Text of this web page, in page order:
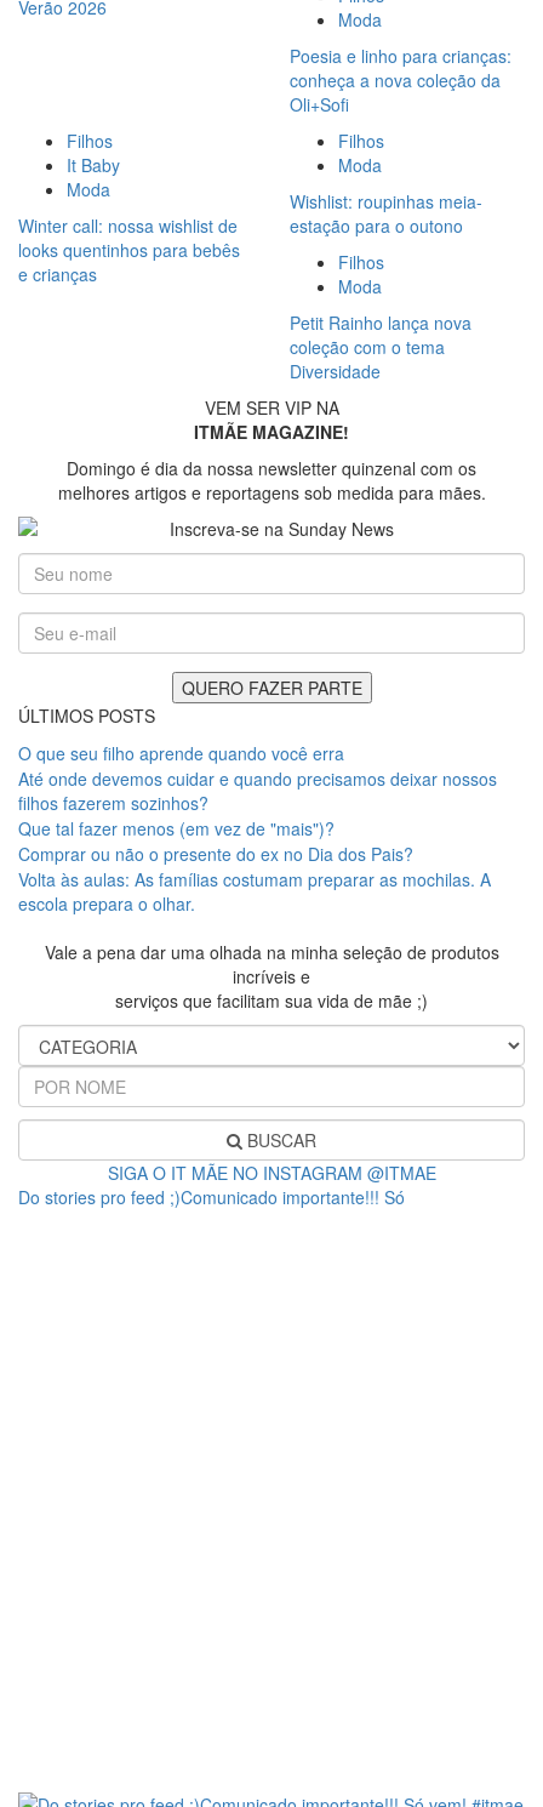
Verão 2026
Moda
Poesia e linho para crianças:
conheça a nova coleção da
Oli+Sofi
Filhos
It Baby
Moda
Winter call: nossa wishlist de
looks quentinhos para bebês
e crianças
Filhos
Moda
Wishlist: roupinhas meia-
estação para o outono
Filhos
Moda
Petit Rainho lança nova
coleção com o tema
Diversidade
VEM SER VIP NA
ITMÃE MAGAZINE!
Domingo é dia da nossa newsletter quinzenal com os
melhores artigos e reportagens sob medida para mães.
ÚLTIMOS POSTS
O que seu filho aprende quando você erra
Até onde devemos cuidar e quando precisamos deixar nossos
filhos fazerem sozinhos?
Que tal fazer menos (em vez de "mais")?
Comprar ou não o presente do ex no Dia dos Pais?
Volta às aulas: As famílias costumam preparar as mochilas. A
escola prepara o olhar.
Vale a pena dar uma olhada na minha seleção de produtos
incríveis e
serviços que facilitam sua vida de mãe ;)
BUSCAR
SIGA O IT MÃE NO INSTAGRAM @ITMAE
Do stories pro feed ;)Comunicado importante!!! Só